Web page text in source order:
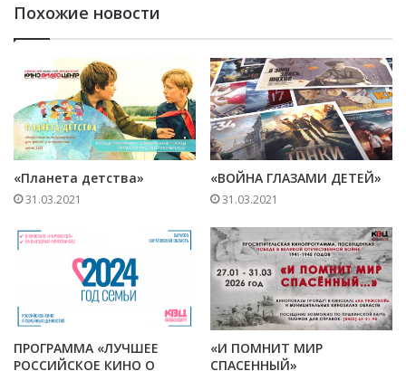
Похожие новости
«Планета детства»
31.03.2021
«ВОЙНА ГЛАЗАМИ ДЕТЕЙ»
31.03.2021
ПРОГРАММА «ЛУЧШЕЕ
РОССИЙСКОЕ КИНО О
«И ПОМНИТ МИР
СПАСЕННЫЙ»